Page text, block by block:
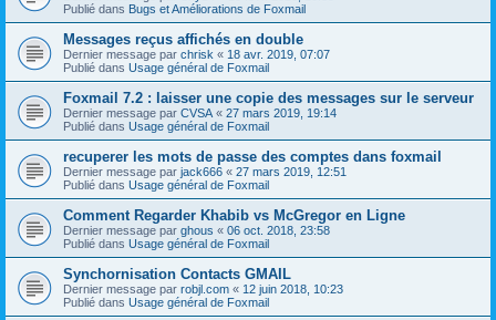
Publié dans Bugs et Améliorations de Foxmail
Messages reçus affichés en double
Dernier message par chrisk « 18 avr. 2019, 07:07
Publié dans Usage général de Foxmail
Foxmail 7.2 : laisser une copie des messages sur le serveur
Dernier message par CVSA « 27 mars 2019, 19:14
Publié dans Usage général de Foxmail
recuperer les mots de passe des comptes dans foxmail
Dernier message par jack666 « 27 mars 2019, 12:51
Publié dans Usage général de Foxmail
Comment Regarder Khabib vs McGregor en Ligne
Dernier message par ghous « 06 oct. 2018, 23:58
Publié dans Usage général de Foxmail
Synchornisation Contacts GMAIL
Dernier message par robjl.com « 12 juin 2018, 10:23
Publié dans Usage général de Foxmail